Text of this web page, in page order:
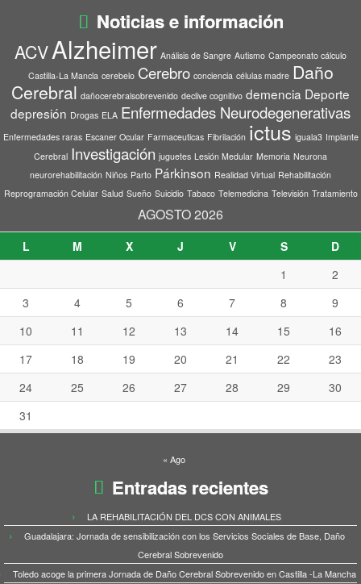
Noticias e información
ACVAlzheimer Análisis de Sangre Autismo Campeonato cálculo
Castilla-La Mancla cerebelo Cerebro conciencia células madre Daño
Cerebral dañocerebralsobrevenido declive cognitivo demencia Deporte
depresión Drogas ELA Enfermedades Neurodegenerativas
Enfermedades raras Escaner Ocular Farmaceuticas Fibrilación ictus iguala3 Implante
Cerebral Investigación juguetes Lesión Medular Memoria Neurona
neurorehabilitación Niños Parto Párkinson Realidad Virtual Rehabilitación
Reprogramación Celular Salud Sueño Suicidio Tabaco Telemedicina Televisión Tratamiento
AGOSTO 2026
L M X J V S
D
1
2
3
4 5 6 7 8
9
10
11 12 13 14 15
16
17
18 19 20 21 22
23
24
25 26 27 28 29
30
31
« Ago
Entradas recientes
LA REHABILITACIÓN DEL DCS CON ANIMALES
Guadalajara: Jornada de sensibilización con los Servicios Sociales de Base, Daño
Cerebral Sobrevenido
Toledo acoge la primera Jornada de Daño Cerebral Sobrevenido en Castilla -La Mancha